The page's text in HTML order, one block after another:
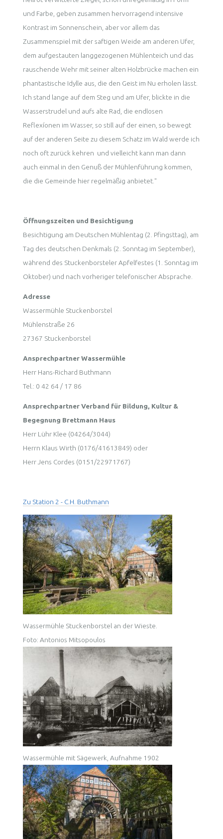
und Farbe, geben zusammen hervorragend intensive
Kontrast im Sonnenschein, aber vor allem das
Zusammenspiel mit der saftigen Weide am anderen Ufer,
dem aufgestauten langgezogenen Mühlenteich und das
rauschende Wehr mit seiner alten Holzbrücke machen ein
phantastische Idylle aus, die den Geist im Nu erholen lässt.
Ich stand lange auf dem Steg und am Ufer, blickte in die
Wasserstrudel und aufs alte Rad, die endlosen
Reflexíonen im Wasser, so still auf der einen, so bewegt
auf der anderen Seite zu diesem Schatz im Wald werde ich
noch oft zurück kehren und vielleicht kann man dann
auch einmal in den Genuß der Mühlenführung kommen,
die die Gemeinde hier regelmäßig anbietet."
Öffnungszeiten und Besichtigung
Besichtigung am Deutschen Mühlentag (2. Pfingsttag), am
Tag des deutschen Denkmals (2. Sonntag im September),
während des Stuckenborsteler Apfelfestes (1. Sonntag im
Oktober) und nach vorheriger telefonischer Absprache.
Adresse
Wassermühle Stuckenborstel
Mühlenstraße 26
27367 Stuckenborstel
Ansprechpartner Wassermühle
Herr Hans-Richard Buthmann
Tel.: 0 42 64 / 17 86
Ansprechpartner Verband für Bildung, Kultur &
Begegnung Brettmann Haus
Herr Lühr Klee (04264/3044)
Herrn Klaus Wirth (0176/41613849) oder
Herr Jens Cordes (0151/22971767)
Zu Station 2 - C.H. Buthmann
Wassermühle Stuckenborstel an der Wieste.
Foto: Antonios Mitsopoulos
Wassermühle mit Sägewerk, Aufnahme 1902